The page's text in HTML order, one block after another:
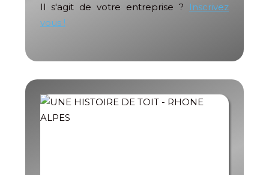
Il s'agit de votre entreprise ?
Inscrivez
vous !